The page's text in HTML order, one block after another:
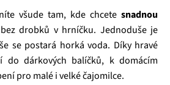
všude tam, kde chcete snadnou
drobků v hrníčku. Jednoduše je
se postará horká voda. Díky hravé
do dárkových balíčků, k domácím
pro malé i velké čajomilce.